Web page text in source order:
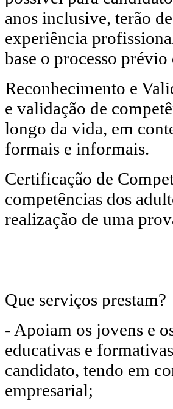
anos inclusive, terão
experiência
base o processo
Reconhecimento e
e validação de
longo da vida, em
formais e informais.
Certificação de
competências dos
realização de uma
Que serviços prestam?
- Apoiam os jovens e
educativas e
candidato, tendo em
empresarial;